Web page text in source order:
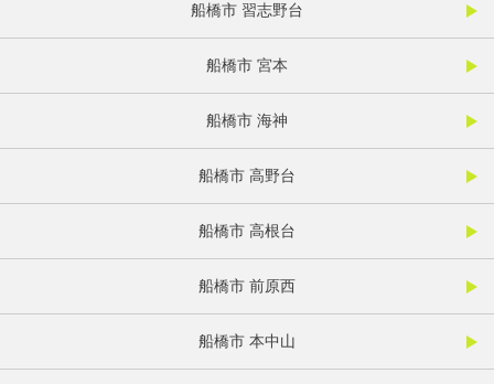
船橋市 習志野台
船橋市 宮本
船橋市 海神
船橋市 高野台
船橋市 高根台
船橋市 前原西
船橋市 本中山